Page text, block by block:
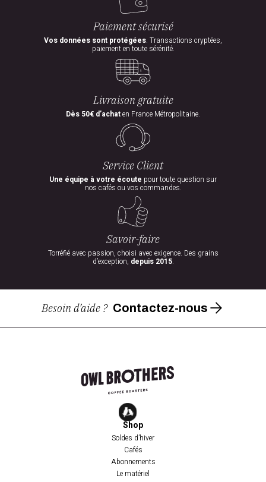
Paiement sécurisé
Vos données sont protégées. Transactions cryptées,
paiement en toute sérénité.
Livraison gratuite
Dès 50€ d’achaten France Métropolitaine.
Service Client
Une équipe à votre écoute pour toute question sur
nos cafés ou vos commandes.
Savoir-faire
Torréfié avec passion, choisi avec exigence. Des grains
d’exception, depuis 2015.
Besoin d’aide ? Contactez-nous
Shop
Soldes d’hiver
Cafés
Abonnements
Le matériel